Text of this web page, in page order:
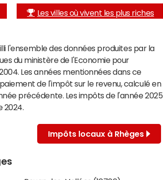
Les villes où vivent les plus riches
l'ensemble des données produites par la
du ministère de l'Economie pour
Les années mentionnées dans ce
de l'impôt sur le revenu, calculé en
précédente. Les impôts de l'année 2025
2024.
Impôts locaux à Rhèges